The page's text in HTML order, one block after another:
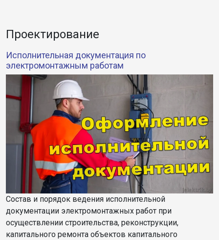
Проектирование
Исполнительная документация по
электромонтажным работам
Состав и порядок ведения исполнительной
документации электромонтажных работ при
осуществлении строительства, реконструкции,
капитального ремонта объектов капитального